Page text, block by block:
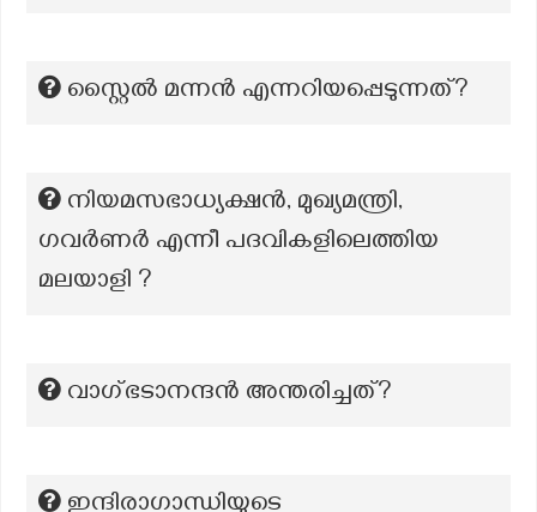
സ്റ്റൈൽ മന്നൻ എന്നറിയപ്പെടുന്നത്?
നിയമസഭാധ്യക്ഷൻ, മുഖ്യമന്ത്രി,
ഗവർണർ എന്നീ പദവികളിലെത്തിയ
മലയാളി ?
വാഗ്ഭടാനന്ദൻ അന്തരിച്ചത്?